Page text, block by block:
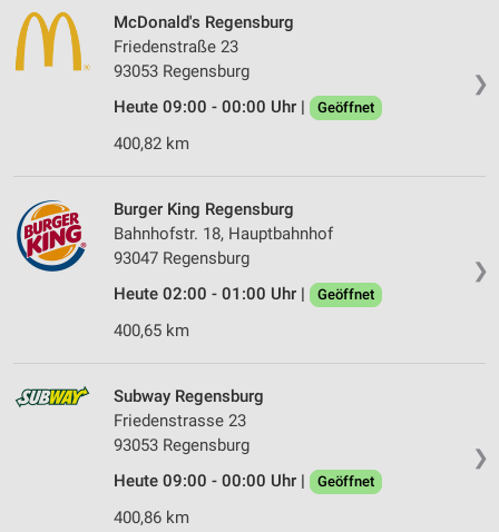
❯
McDonald's Regensburg
Friedenstraße 23
93053 Regensburg
Heute 09:00 - 00:00 Uhr |
Geöffnet
400,82 km
❯
Burger King Regensburg
Bahnhofstr. 18, Hauptbahnhof
93047 Regensburg
Heute 02:00 - 01:00 Uhr |
Geöffnet
400,65 km
❯
Subway Regensburg
Friedenstrasse 23
93053 Regensburg
Heute 09:00 - 00:00 Uhr |
Geöffnet
400,86 km